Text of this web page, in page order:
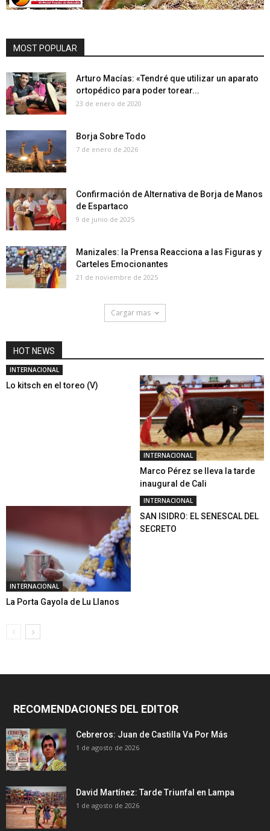
MOST POPULAR
Arturo Macías: «Tendré que utilizar un aparato
ortopédico para poder torear...
23 de enero de 2020
Borja Sobre Todo
7 de enero de 2026
Confirmación de Alternativa de Borja de Manos
de Espartaco
9 de junio de 2025
Manizales: la Prensa Reacciona a las Figuras y
Carteles Emocionantes
21 de noviembre de 2025
Cargar mas
HOT NEWS
INTERNACIONAL
Lo kitsch en el toreo (V)
INTERNACIONAL
Marco Pérez se lleva la tarde
inaugural de Cali
INTERNACIONAL
La Porta Gayola de Lu Llanos
INTERNACIONAL
SAN ISIDRO: EL SENESCAL DEL
SECRETO
RECOMENDACIONES DEL EDITOR
Cebreros: Juan de Castilla Va Por Más
1 de agosto de 2026
David Martínez: Tarde Triunfal en Lampa
1 de agosto de 2026